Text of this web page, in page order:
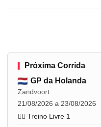
Próxima Corrida
GP da Holanda
Zandvoort
21/08/2026 a 23/08/2026
🏋️‍♂️ Treino Livre 1